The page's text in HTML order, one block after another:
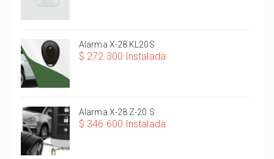
Alarma X-28 KL20S
$ 272.300 Instalada
Alarma X-28 Z-20 S
$ 346.600 Instalada